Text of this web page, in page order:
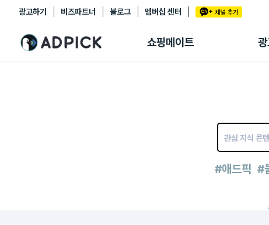
광고하기 비즈파트너 블로그 멤버십 센터
쇼핑메이트
추천상품
쇼핑 에이전트
광
#애드픽 #